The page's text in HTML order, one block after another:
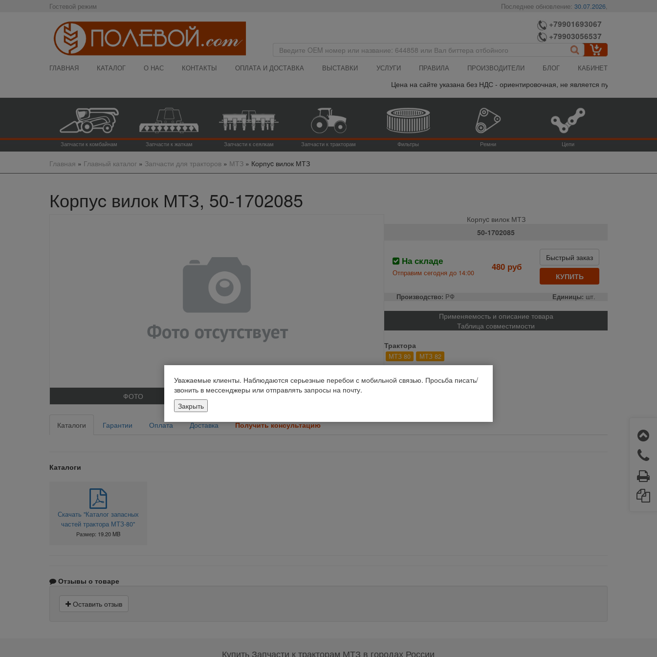
Гостевой режим Последнее обновление:30.07.2026,
+79901693067
+79903056537
ГЛАВНАЯ КАТАЛОГ О НАС КОНТАКТЫ ОПЛАТА И ДОСТАВКА ВЫСТАВКИ УСЛУГИ ПРАВИЛА ПРОИЗВОДИТЕЛИ БЛОГ КАБИНЕТ
Цена на сайте указана без НДС - ориентировочная, не является публичной
Запчасти к комбайнам Запчасти к жаткам Запчасти к сеялкам Запчасти к тракторам Фильтры Ремни Цепи
Главная » Главный каталог» Запчасти для тракторов» МТЗ» Корпуc вилок МТЗ
Корпуc вилок МТЗ, 50-1702085
ФОТО
Корпуc вилок МТЗ
50-1702085
На складе
Отправим сегодня до 14:00
480 руб
Быстрый заказ
КУПИТЬ
Производство: РФ Единицы: шт.
Применяемость и описание товара
Таблица совместимости
Трактора
МТЗ 80 МТЗ 82
Код 1С: 97033
Каталоги Гарантии Оплата Доставка Получить консультацию
Каталоги
Скачать "Каталог запасных
частей трактора МТЗ-80"
Размер: 19.20 MB
Отзывы о товаре
Оставить отзыв
Купить Запчасти к тракторам МТЗ в городах России
Уважаемые клиенты. Наблюдаются серьезные перебои с мобильной связью. Просьба писать/
звонить в мессенджеры или отправлять запросы на почту.
Закрыть